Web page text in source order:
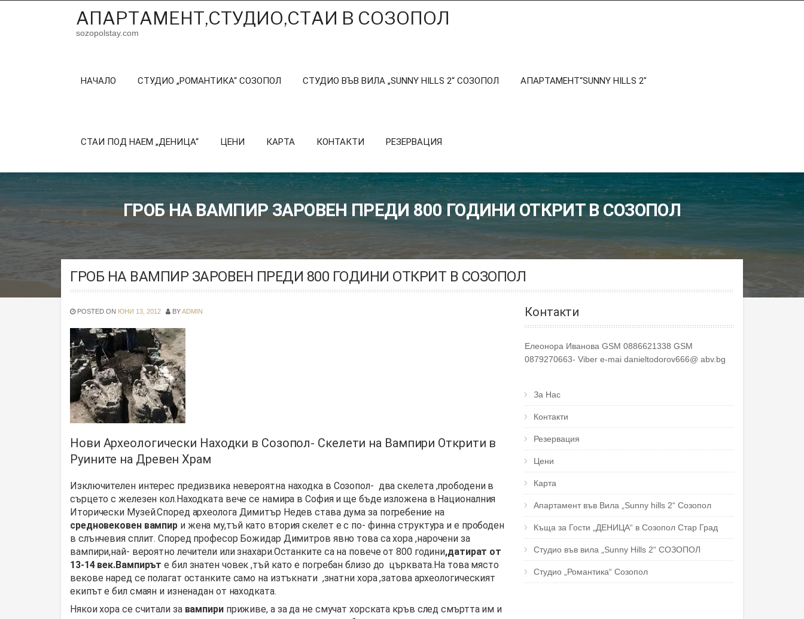
АПАРТАМЕНТ,СТУДИО,СТАИ В СОЗОПОЛ
sozopolstay.com
НАЧАЛО СТУДИО „РОМАНТИКА“ СОЗОПОЛ СТУДИО ВЪВ ВИЛА „SUNNY HILLS 2“ СОЗОПОЛ АПАРТАМЕНТ“SUNNY HILLS 2″
СТАИ ПОД НАЕМ „ДЕНИЦА“ ЦЕНИ КАРТА КОНТАКТИ РЕЗЕРВАЦИЯ
ГРОБ НА ВАМПИР ЗАРОВЕН ПРЕДИ 800 ГОДИНИ ОТКРИТ В СОЗОПОЛ
ГРОБ НА ВАМПИР ЗАРОВЕН ПРЕДИ 800 ГОДИНИ ОТКРИТ В СОЗОПОЛ
POSTED ON ЮНИ 13, 2012 BYADMIN
Нови Археологически Находки в Созопол- Скелети на Вампири Открити в
Руините на Древен Храм
Изключителен интерес предизвика невероятна находка в Созопол- два скелета ,прободени в
сърцето с железен кол.Находката вече се намира в София и ще бъде изложена в Националния
Иторически Музей.Според археолога Димитър Недев става дума за погребение на
средновековен вампир и жена му,тъй като втория скелет е с по- финна структура и е прободен
в слънчевия сплит. Според професор Божидар Димитров явно това са хора ,нарочени за
вампири,най- вероятно лечители или знахари.Останките са на повече от 800 години,датират от
13-14 век.Вампирът е бил знатен човек ,тъй като е погребан близо до църквата.На това място
векове наред се полагат останките само на изтъкнати ,знатни хора ,затова археологическият
екипът е бил смаян и изненадан от находката.
Някои хора се считали завампириприживе, а за да не смучат хорската кръв след смъртта им и
Контакти
Елеонора Иванова GSM 0886621338 GSM
0879270663- Viber e-mai danieltodorov666@ abv.bg
За Нас
Контакти
Резервация
Цени
Карта
Апартамент във Вила „Sunny hills 2“ Созопол
Къща за Гости „ДЕНИЦА“ в Созопол Стар Град
Студио във вила „Sunny Hills 2“ СОЗОПОЛ
Студио „Романтика“ Созопол